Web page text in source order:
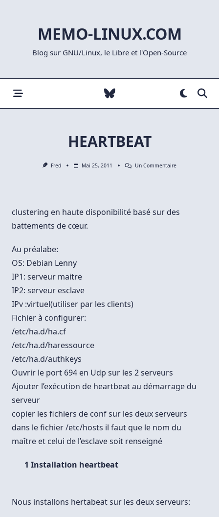
MEMO-LINUX.COM
Blog sur GNU/Linux, le Libre et l'Open-Source
HEARTBEAT
Fred Mai 25, 2011 Un CommentaireSur
clustering en haute disponibilité basé sur des
battements de cœur.
Au préalabe:
OS: Debian Lenny
IP1: serveur maitre
IP2: serveur esclave
IPv :virtuel(utiliser par les clients)
Fichier à configurer:
/etc/ha.d/ha.cf
/etc/ha.d/haressource
/etc/ha.d/authkeys
Ouvrir le port 694 en Udp sur les 2 serveurs
Ajouter l’exécution de heartbeat au démarrage du
serveur
copier les fichiers de conf sur les deux serveurs
dans le fichier /etc/hosts il faut que le nom du
maître et celui de l’esclave soit renseigné
1 Installation heartbeat
Nous installons hertabeat sur les deux serveurs: